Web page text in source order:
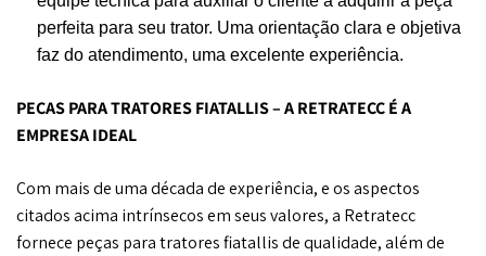
perfeita para seu trator. Uma orientação clara e objetiva
faz do atendimento, uma excelente experiência.
PEÇAS PARA TRATORES FIATALLIS – A RETRATECC É A
EMPRESA IDEAL
Com mais de uma década de experiência, e os aspectos
citados acima intrínsecos em seus valores, a Retratecc
fornece peças para tratores fiatallis de qualidade, além de